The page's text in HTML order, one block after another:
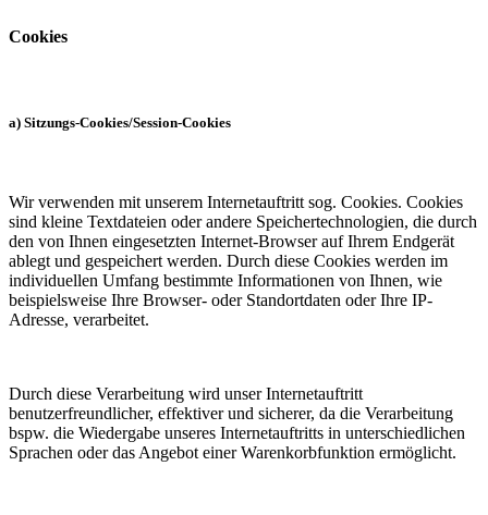
Cookies
a) Sitzungs-Cookies/Session-Cookies
Wir verwenden mit unserem Internetauftritt sog. Cookies. Cookies
sind kleine Textdateien oder andere Speichertechnologien, die durch
den von Ihnen eingesetzten Internet-Browser auf Ihrem Endgerät
ablegt und gespeichert werden. Durch diese Cookies werden im
individuellen Umfang bestimmte Informationen von Ihnen, wie
beispielsweise Ihre Browser- oder Standortdaten oder Ihre IP-
Adresse, verarbeitet.
Durch diese Verarbeitung wird unser Internetauftritt
benutzerfreundlicher, effektiver und sicherer, da die Verarbeitung
bspw. die Wiedergabe unseres Internetauftritts in unterschiedlichen
Sprachen oder das Angebot einer Warenkorbfunktion ermöglicht.